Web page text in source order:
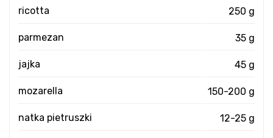
ricotta 250 g
parmezan 35 g
jajka 45 g
mozarella 150-200 g
natka pietruszki 12-25 g